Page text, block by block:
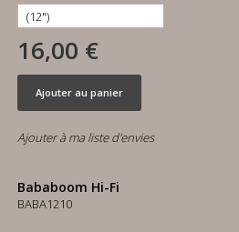
16,00 €
Ajouter au panier
Ajouter à ma liste d'envies
Bababoom Hi-Fi
BABA1210